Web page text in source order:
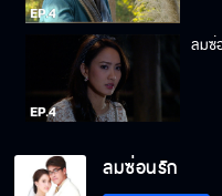
ลมซ่
ลมซ่อนรัก